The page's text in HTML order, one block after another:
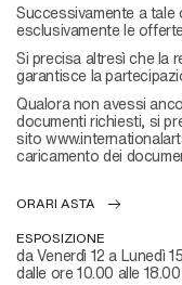
Successivamente a
esclusivamente le
Si precisa altresì che la
garantisce la
Qualora non avessi
documenti richiesti, si
sito
caricamento dei
ORARI ASTA
ESPOSIZIONE
da Venerdì 12 a Lunedì
dalle ore 10.00 alle